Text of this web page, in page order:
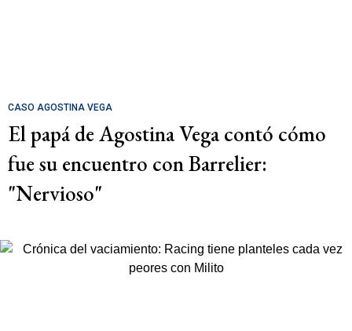
CASO AGOSTINA VEGA
El papá de Agostina Vega contó cómo
fue su encuentro con Barrelier:
"Nervioso"